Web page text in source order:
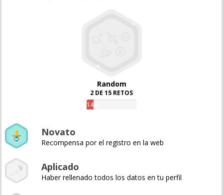
Random
2 DE 15 RETOS
14%
Novato
Recompensa por el registro en la web
Aplicado
Haber rellenado todos los datos en tu perfil